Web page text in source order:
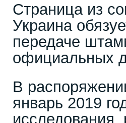
Страница из
Украина
передаче
официальных
В
январь 2019
исследования,